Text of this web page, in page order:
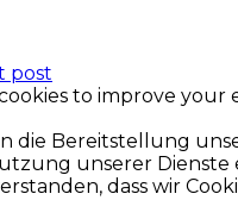
post
to improve your
die Bereitstellung
unserer Dienste
dass wir